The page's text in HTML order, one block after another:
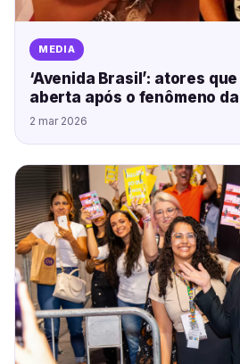
MEDIA
‘Avenida Brasil’: atores
aberta após o fenômeno
2 mar 2026